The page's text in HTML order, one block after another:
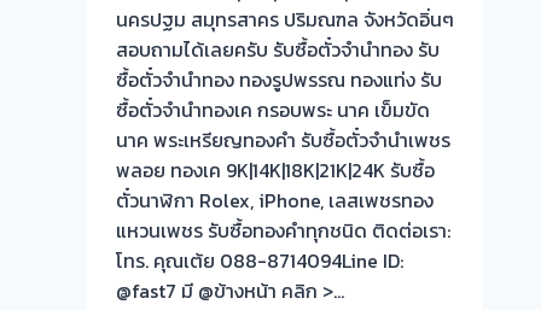
รอ
จบไว
📌
ผล
งาน
วัน
นี➡️รับ
ซื้อ
ตั๋ว
จำนำ
นครปฐม สมุทรสาคร ปริมณฑล จังหวัดอิ่นๆ
สอบถามได้เลยครับ รับซื้อตั๋วจำนำทอง รับ
ซื้อตั๋วจำนำทอง ทองรูปพรรณ ทองแท่ง รับ
ซื้อตั๋วจำนำทองเค กรอบพระ นาค เข็มขัด
นาค พระเหรียญทองคำ รับซื้อตั๋วจำนำเพชร
พลอย ทองเค 9K|14K|18K|21K|24K รับซื้อ
ตั๋วนาฬิกา Rolex, iPhone, เลสเพชรทอง
แหวนเพชร รับซื้อทองคำทุกชนิด ติดต่อเรา:
โทร. คุณเต้ย 088-8714094Line ID:
@fast7 มี @ข้างหน้า คลิก >…